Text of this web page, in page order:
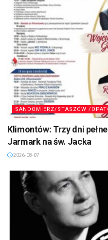
SANDOMIERZ/STASZÓW /
Klimontów: Trzy dni
Jarmark na św. Jacka
2026-08-07